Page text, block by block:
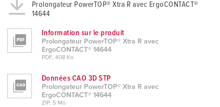
Prolongateur PowerTOP® Xtra R avec ErgoCONTACT®
14644
Information sur le produit
Prolongateur PowerTOP® Xtra R avec
ErgoCONTACT® 14644
PDF, 408 Ko
Données CAO 3D STP
Prolongateur PowerTOP® Xtra R avec
ErgoCONTACT® 14644
ZIP, 5 Mo